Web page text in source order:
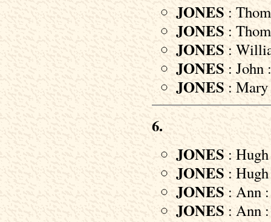
JONES :
JONES :
JONES :
JONES :
JONES :
6.
JONES :
JONES :
JONES : Ann
JONES : Ann